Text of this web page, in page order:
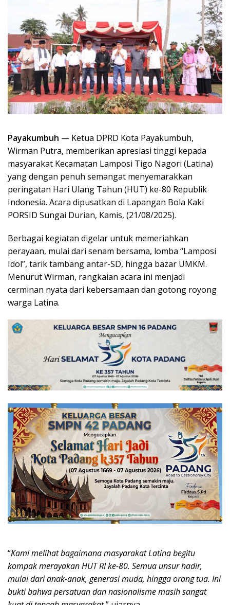
Payakumbuh — Ketua DPRD Kota Payakumbuh,
Wirman Putra, memberikan apresiasi tinggi kepada
masyarakat Kecamatan Lamposi Tigo Nagori (Latina)
yang dengan penuh semangat menyemarakkan
peringatan Hari Ulang Tahun (HUT) ke-80 Republik
Indonesia. Acara dipusatkan di Lapangan Bola Kaki
PORSID Sungai Durian, Kamis, (21/08/2025).
Berbagai kegiatan digelar untuk memeriahkan
perayaan, mulai dari senam bersama, lomba “Lamposi
Idol”, tarik tambang antar-SD, hingga bazar UMKM.
Menurut Wirman, rangkaian acara ini menjadi
cerminan nyata dari kebersamaan dan gotong royong
warga Latina.
“Kami melihat bagaimana masyarakat Latina begitu
kompak merayakan HUT RI ke-80. Semua unsur hadir,
mulai dari anak-anak, generasi muda, hingga orang tua. Ini
bukti bahwa persatuan dan nasionalisme masih sangat